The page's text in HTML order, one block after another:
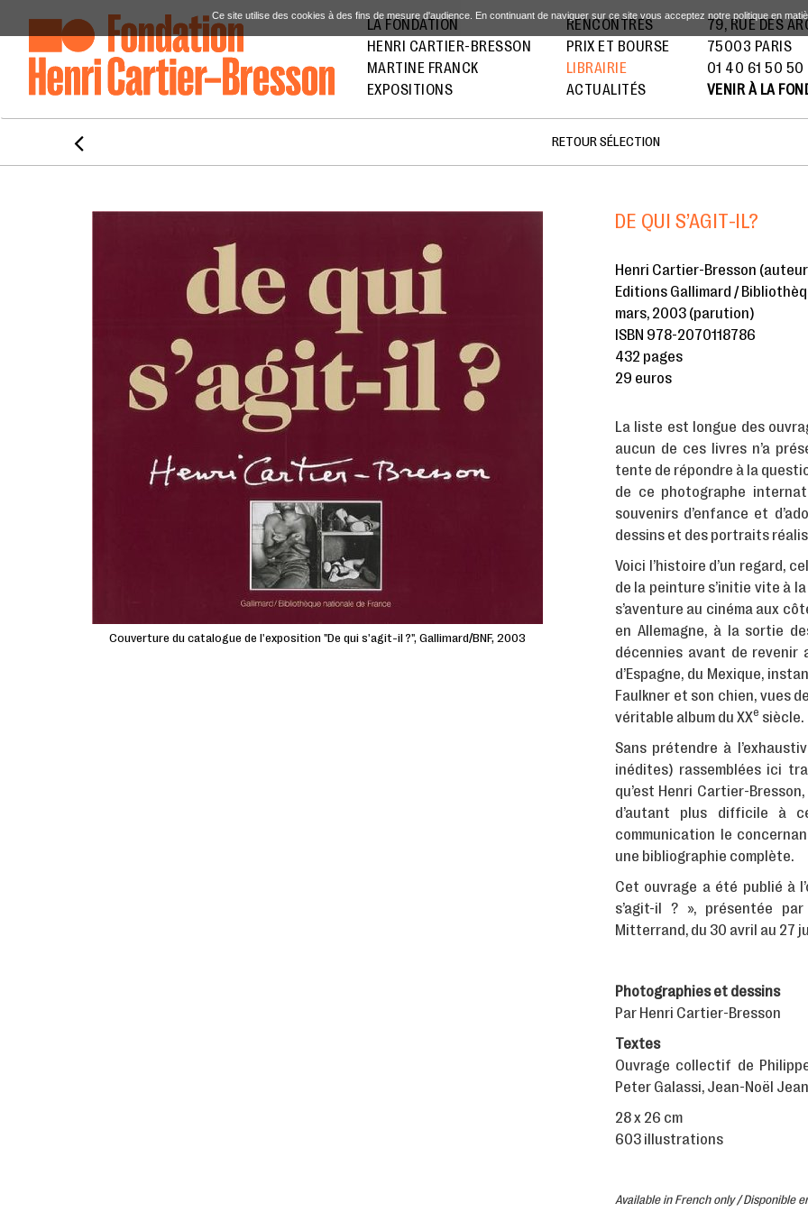
LA FONDATION
HENRI CARTIER-BRESSON
MARTINE FRANCK
EXPOSITIONS
RENCONTRES
PRIX ET BOURSE
LIBRAIRIE
ACTUALITÉS
79, RUE DES
75003 PARIS
01 40 61 50 50
VENIR À LA
 RETOUR SÉLECTION
Couverture du catalogue de l'exposition "De qui s'agit-il ?", Gallimard/BNF, 2003
DE QUI S’AGIT-IL?
Henri Cartier-Bresson
Editions Gallimard /
mars, 2003 (parution)
ISBN 978-2070118786
432 pages
29 euros
La liste est longue des
aucun de ces livres n’a
tente de répondre à la
de ce photographe
souvenirs d’enfance et
dessins et des portraits
Voici l’histoire d’un regard,
de la peinture s’initie vite à
s’aventure au cinéma aux
en Allemagne, à la sortie
décennies avant de revenir
d’Espagne, du Mexique,
Faulkner et son chien, vues
véritable album du XXe siècle.
Sans prétendre à
inédites) rassemblées ici
qu’est Henri Cartier-
d’autant plus difficile à
communication le
une bibliographie complète.
Cet ouvrage a été publié à
s’agit-il ? », présentée
Mitterrand, du 30 avril au 27
Photographies et dessins
Par Henri Cartier-Bresson
Textes
Ouvrage collectif de
Peter Galassi, Jean-Noël
28 x 26 cm
603 illustrations
Available in French only / Disponible
Ce site utilise des cookies à des fins de mesure d'audience. En continuant de naviguer sur ce site vous acceptez notre politique en